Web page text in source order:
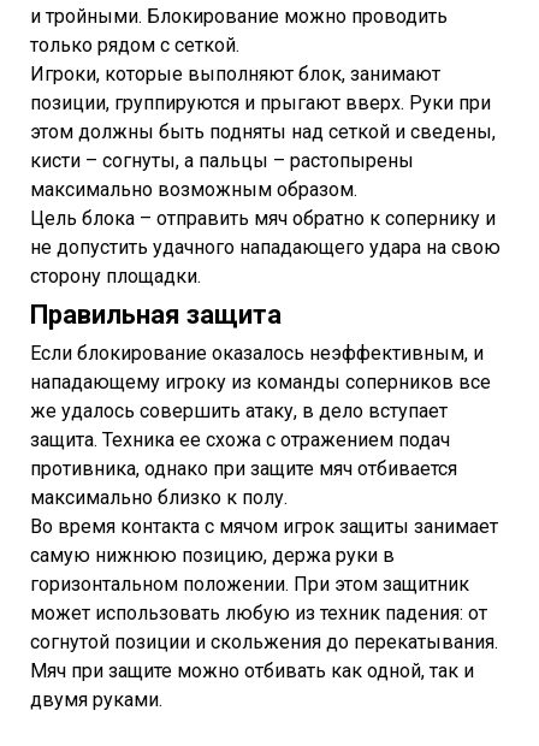
и тройными. Блокирование можно проводить
только рядом с сеткой.
Игроки, которые выполняют блок, занимают
позиции, группируются и прыгают вверх. Руки при
этом должны быть подняты над сеткой и сведены,
кисти – согнуты, а пальцы – растопырены
максимально возможным образом.
Цель блока – отправить мяч обратно к сопернику и
не допустить удачного нападающего удара на свою
сторону площадки.
Правильная защита
Если блокирование оказалось неэффективным, и
нападающему игроку из команды соперников все
же удалось совершить атаку, в дело вступает
защита. Техника ее схожа с отражением подач
противника, однако при защите мяч отбивается
максимально близко к полу.
Во время контакта с мячом игрок защиты занимает
самую нижнюю позицию, держа руки в
горизонтальном положении. При этом защитник
может использовать любую из техник падения: от
согнутой позиции и скольжения до перекатывания.
Мяч при защите можно отбивать как одной, так и
двумя руками.